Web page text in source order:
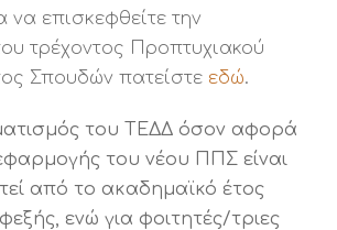
να επισκεφθείτε την
τρέχοντος Προπτυχιακού
Σπουδών πατείστε εδώ.
του ΤΕΔΔ όσον αφορά
του νέου ΠΠΣ είναι
από το ακαδημαϊκό έτος
ενώ για φοιτητές/τριες